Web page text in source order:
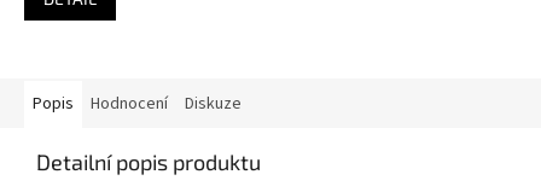
Popis Hodnocení Diskuze
Detailní popis produktu